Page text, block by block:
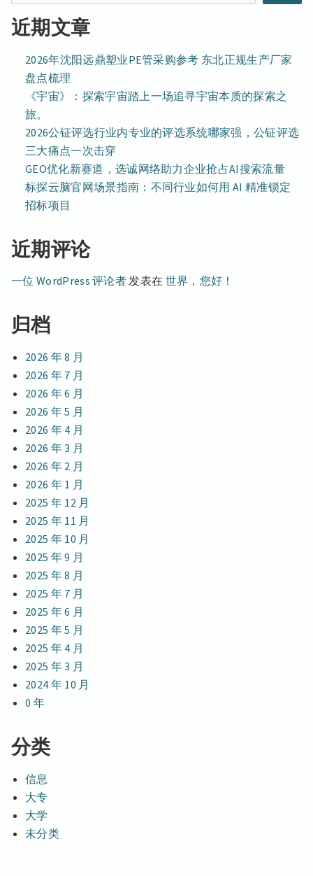
近期文章
2026年沈阳远鼎塑业PE管采购参考 东北正规生产厂家
盘点梳理
《宇宙》：探索宇宙踏上一场追寻宇宙本质的探索之
旅。
2026公钲评选行业内专业的评选系统哪家强，公钲评选
三大痛点一次击穿
GEO优化新赛道，选诚网络助力企业抢占AI搜索流量
标探云脑官网场景指南：不同行业如何用 AI 精准锁定
招标项目
近期评论
一位 WordPress 评论者发表在 世界，您好！
归档
2026 年 8 月
2026 年 7 月
2026 年 6 月
2026 年 5 月
2026 年 4 月
2026 年 3 月
2026 年 2 月
2026 年 1 月
2025 年 12 月
2025 年 11 月
2025 年 10 月
2025 年 9 月
2025 年 8 月
2025 年 7 月
2025 年 6 月
2025 年 5 月
2025 年 4 月
2025 年 3 月
2024 年 10 月
0 年
分类
信息
大专
大学
未分类